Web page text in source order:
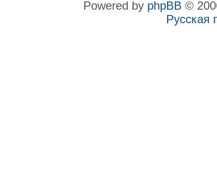
Powered by phpBB ©
Русская